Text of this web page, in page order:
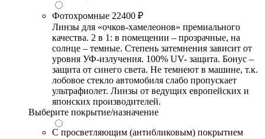
Фотохромные 22400 ₽
Линзы для «очков-хамелеонов» премиального
качества. 2 в 1: в помещении – прозрачные, на
солнце – темные. Степень затемнения зависит от
уровня УФ-излучения. 100% UV- защита. Бонус –
защита от синего света. Не темнеют в машине, т.к.
лобовое стекло автомобиля слабо пропускает
ультрафиолет. Линзы от ведущих европейских и
японских производителей.
Выберите покрытие/назначение
С просветляющим (антибликовым) покрытием